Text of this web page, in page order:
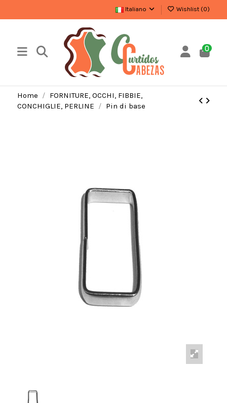
Italiano Wishlist (0)
0
Home
FORNITURE, OCCHI, FIBBIE,
CONCHIGLIE, PERLINE
Pin di base